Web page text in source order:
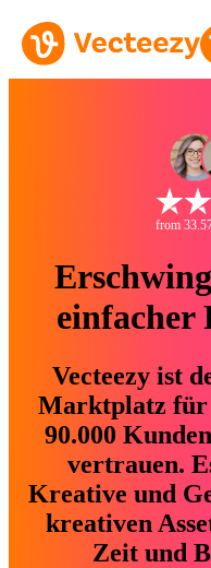
from
einfacher
Vecteezy ist
Marktplatz für
90.000
vertrauen.
Kreative und
kreativen
Zeit und